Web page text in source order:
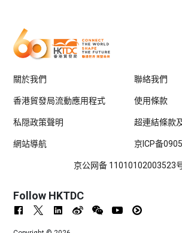
關於我們 聯絡我們
香港貿發局流動應用程式 使用條款
私隠政策聲明 超連結條款
網站導航 京ICP备
京公网备 11010102003523
Follow HKTDC